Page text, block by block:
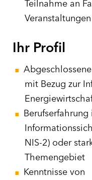
Teilnahme an
Veranstaltungen
Ihr Profil
mit Bezug zur
NIS-2) oder
Themengebiet
Kenntnisse von